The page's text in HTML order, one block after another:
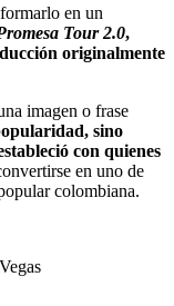
en un
Tour 2.0,
originalmente
imagen o frase
sino
con quienes
en uno de
colombiana.